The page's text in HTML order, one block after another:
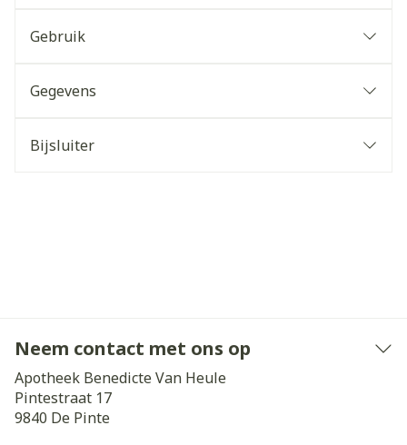
Gebruik
Gegevens
Bijsluiter
Neem contact met ons op
Apotheek Benedicte Van Heule
Pintestraat 17
9840 De Pinte